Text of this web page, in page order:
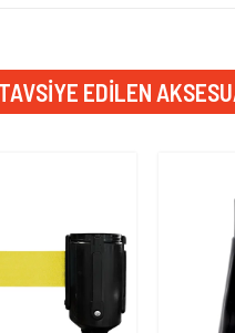
TAVSIYE EDILEN